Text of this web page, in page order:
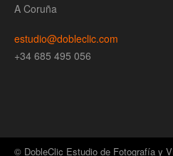
A Coruña
estudio@dobleclic.com
+34 685 495 056
© DobleClic Estudio de Fotografía y